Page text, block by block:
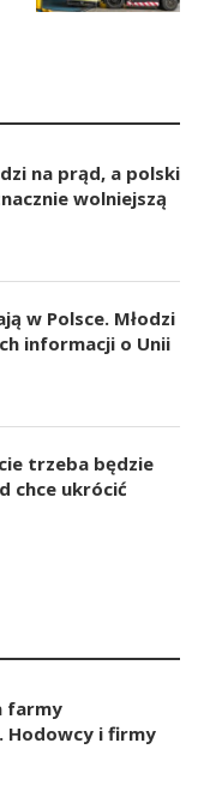
na prąd, a polski
wolniejszą
w Polsce. Młodzi
informacji o Unii
trzeba będzie
chce ukrócić
farmy
i firmy